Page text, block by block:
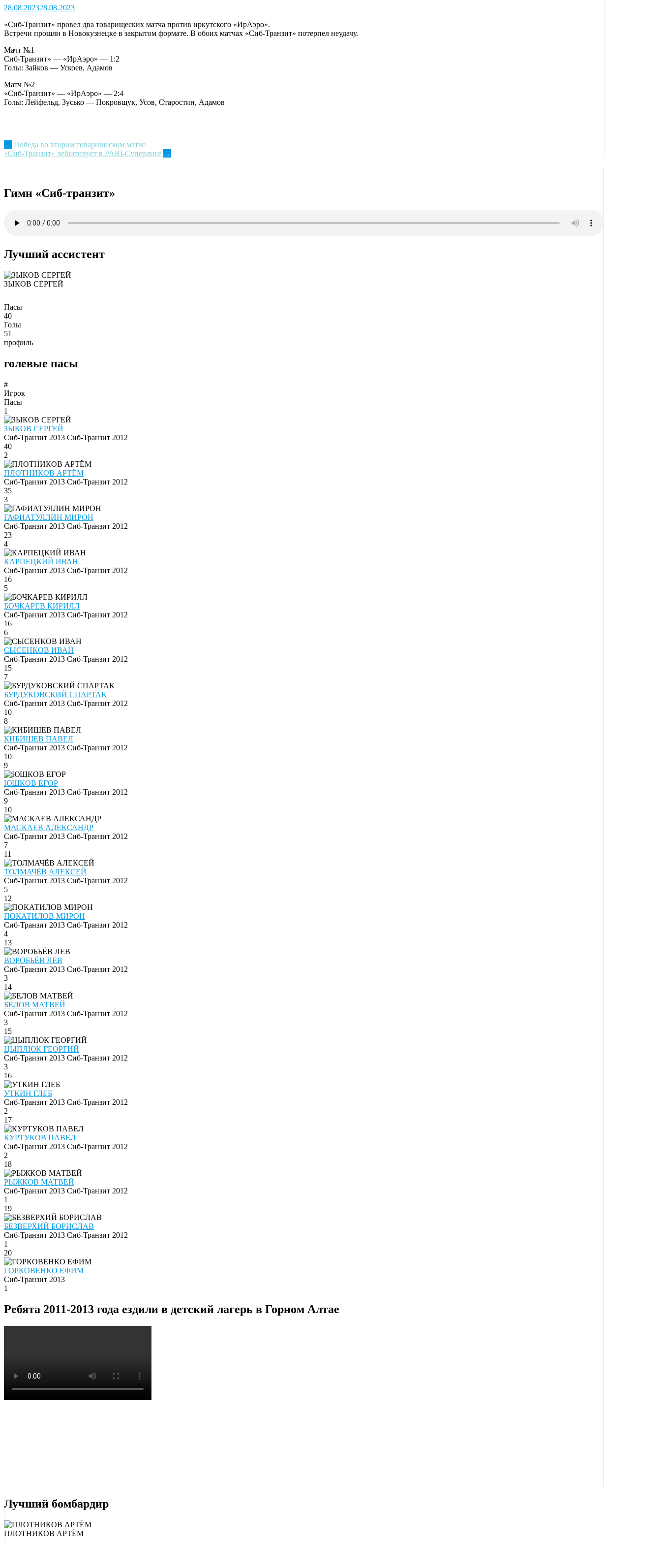
28.08.202328.08.2023
«Сиб-Транзит» провел два товарищеских матча против иркутского «ИрАэро».
Встречи прошли в Новокузнецке в закрытом формате. В обоих матчах «Сиб-Транзит» потерпел неудачу.
Мачт №1
Сиб-Транзит» — «ИрАэро» — 1:2
Голы: Зайков — Ускоев, Адамов
Матч №2
«Сиб-Транзит» — «ИрАэро» — 2:4
Голы: Лейфельд, Зусько — Покровщук, Усов, Старостин, Адамов
Post
navigation
← Победа во втором товарищеском матче
«Сиб-Транзит» дебютирует в PARI-Суперлиге →
Гимн «Сиб-транзит»
Лучший ассистент
ЗЫКОВ СЕРГЕЙ
Пасы
40
Голы
51
профиль
голевые пасы
#
Игрок
Пасы
1
ЗЫКОВ СЕРГЕЙ
Сиб-Транзит 2013 Сиб-Транзит 2012
40
2
ПЛОТНИКОВ АРТЁМ
Сиб-Транзит 2013 Сиб-Транзит 2012
35
3
ГАФИАТУЛЛИН МИРОН
Сиб-Транзит 2013 Сиб-Транзит 2012
23
4
КАРПЕЦКИЙ ИВАН
Сиб-Транзит 2013 Сиб-Транзит 2012
16
5
БОЧКАРЕВ КИРИЛЛ
Сиб-Транзит 2013 Сиб-Транзит 2012
16
6
СЫСЕНКОВ ИВАН
Сиб-Транзит 2013 Сиб-Транзит 2012
15
7
БУРДУКОВСКИЙ СПАРТАК
Сиб-Транзит 2013 Сиб-Транзит 2012
10
8
КИБИШЕВ ПАВЕЛ
Сиб-Транзит 2013 Сиб-Транзит 2012
10
9
ЮШКОВ ЕГОР
Сиб-Транзит 2013 Сиб-Транзит 2012
9
10
МАСКАЕВ АЛЕКСАНДР
Сиб-Транзит 2013 Сиб-Транзит 2012
7
11
ТОЛМАЧЁВ АЛЕКСЕЙ
Сиб-Транзит 2013 Сиб-Транзит 2012
5
12
ПОКАТИЛОВ МИРОН
Сиб-Транзит 2013 Сиб-Транзит 2012
4
13
ВОРОБЬЁВ ЛЕВ
Сиб-Транзит 2013 Сиб-Транзит 2012
3
14
БЕЛОВ МАТВЕЙ
Сиб-Транзит 2013 Сиб-Транзит 2012
3
15
ЦЫПЛЮК ГЕОРГИЙ
Сиб-Транзит 2013 Сиб-Транзит 2012
3
16
УТКИН ГЛЕБ
Сиб-Транзит 2013 Сиб-Транзит 2012
2
17
КУРТУКОВ ПАВЕЛ
Сиб-Транзит 2013 Сиб-Транзит 2012
2
18
РЫЖКОВ МАТВЕЙ
Сиб-Транзит 2013 Сиб-Транзит 2012
1
19
БЕЗВЕРХИЙ БОРИСЛАВ
Сиб-Транзит 2013 Сиб-Транзит 2012
1
20
ГОРКОВЕНКО ЕФИМ
Сиб-Транзит 2013
1
Ребята 2011-2013 года ездили в детский лагерь в Горном Алтае
Лучший бомбардир
ПЛОТНИКОВ АРТЁМ